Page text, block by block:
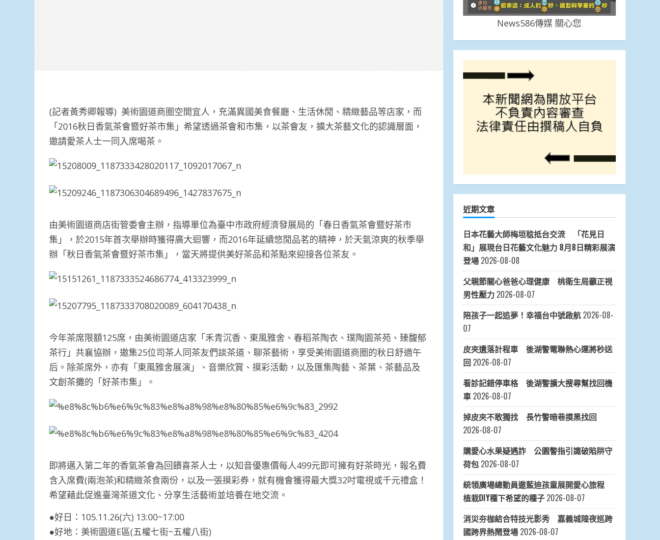
(記者黃秀卿報導) 美術園道商圈空間宜人，充滿異國美食餐廳、生活休閒、精緻藝品等店家，而
「2016秋日香氣茶會暨好茶市集」希望透過茶會和市集，以茶會友，擴大茶藝文化的認識層面，
邀請愛茶人士一同入席喝茶。
由美術園道商店街管委會主辦，指導單位為臺中市政府經濟發展局的「春日香氣茶會暨好茶市
集」，於2015年首次舉辦時獲得廣大迴響，而2016年延續悠閒品茗的精神，於天氣涼爽的秋季舉
辦「秋日香氣茶會暨好茶市集」，當天將提供美好茶品和茶點來迎接各位茶友。
今年茶席限額125席，由美術園道店家「禾青沉香、東風雅舍、春稻茶陶衣、璞陶園茶苑、臻馥郁
茶行」共襄協辦，邀集25位司茶人同茶友們談茶道、聊茶藝術，享受美術園道商圈的秋日舒適午
后。除茶席外，亦有「東風雅舍展演」、音樂欣賞、摸彩活動，以及匯集陶藝、茶葉、茶藝品及
文創茶攤的「好茶市集」。
即將邁入第二年的香氣茶會為回饋喜茶人士，以知音優惠價每人499元即可擁有好茶時光，報名費
含入席費(兩泡茶)和精緻茶食兩份，以及一張摸彩券，就有機會獲得最大獎32吋電視或千元禮盒！
希望藉此促進臺灣茶道文化、分享生活藝術並培養在地交流。
●好日：105.11.26(六) 13:00~17:00
●好地：美術園道E區(五權七街~五權八街)
News586傳媒 關心您
近期文章
日本花藝大師梅垣稔抵台交流 「花見日
和」展現台日花藝文化魅力 8月8日精彩展演
登場 2026-08-08
父親節關心爸爸心理健康 桃衛生局籲正視
男性壓力 2026-08-07
陪孩子一起追夢！幸福台中號啟航 2026-08-
07
皮夾遺落計程車 後湖警電聯熱心運將秒送
回 2026-08-07
看診記錯停車格 後湖警擴大搜尋幫找回機
車 2026-08-07
掉皮夾不敢獨找 長竹警暗巷摸黑找回
2026-08-07
購愛心水果疑遇詐 公園警指引識破陷阱守
荷包 2026-08-07
統領廣場總動員邀藍迪孩童展開愛心旅程
植栽DIY種下希望的種子 2026-08-07
消災夯枷結合特技光影秀 嘉義城隍夜巡跨
國跨界熱鬧登場 2026-08-07